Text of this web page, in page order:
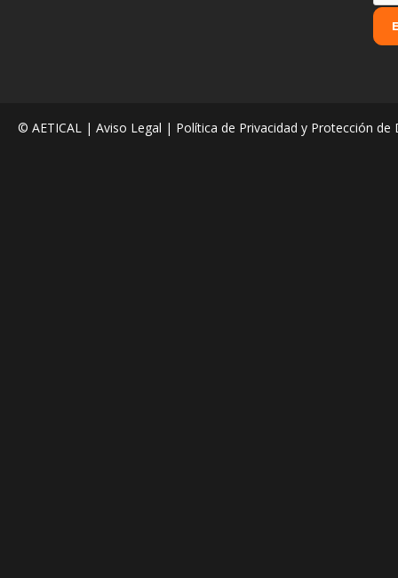
© AETICAL | Aviso Legal | Política de Privacidad y Protección de